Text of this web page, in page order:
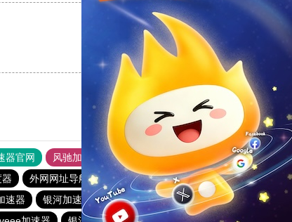
支持[0] 反对[0]
器官网 风驰加速器
旋风加速器
外网网址导航 软件中心
银河加速器
速器 银河加速器 vp(永久免费)加速器
番石榴加速器